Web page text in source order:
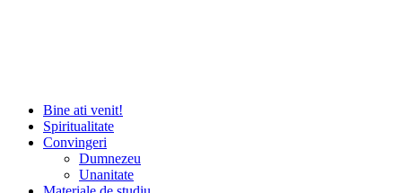
Bine ati venit!
Spiritualitate
Convingeri
Dumnezeu
Unanitate